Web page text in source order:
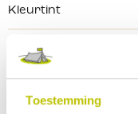
Toestemming
Kleurtint
Maat
Merk